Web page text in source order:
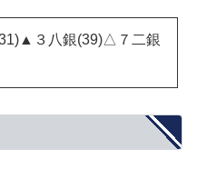
３八銀(39)△７二銀